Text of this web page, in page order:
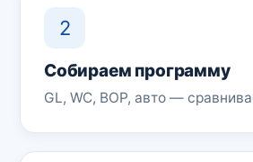
2
Собираем программу
GL, WC, BOP, авто —